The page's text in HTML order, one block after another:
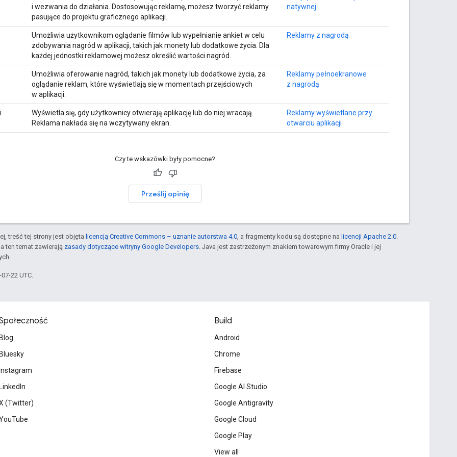
i wezwania do działania. Dostosowując reklamę, możesz tworzyć reklamy
pasujące do projektu graficznego aplikacji.
natywnej
Umożliwia użytkownikom oglądanie filmów lub wypełnianie ankiet w celu
zdobywania nagród w aplikacji, takich jak monety lub dodatkowe życia. Dla
każdej jednostki reklamowej możesz określić wartości nagród.
Reklamy z nagrodą
Umożliwia oferowanie nagród, takich jak monety lub dodatkowe życia, za
oglądanie reklam, które wyświetlają się w momentach przejściowych
w aplikacji.
Reklamy pełnoekranowe
z nagrodą
Wyświetla się, gdy użytkownicy otwierają aplikację lub do niej wracają.
Reklama nakłada się na wczytywany ekran.
Reklamy wyświetlane przy
otwarciu aplikacji
Czy te wskazówki były pomocne?
Prześlij opinię
treść tej strony jest objęta licencją Creative Commons – uznanie autorstwa 4.0 , a fragmenty kodu są dostępne na licencji Apache 2.0
ten temat zawierają zasady dotyczące witryny Google Developers . Java jest zastrzeżonym znakiem towarowym firmy Oracle i jej
22 UTC.
Blog
Bluesky
Instagram
LinkedIn
(Twitter)
Build
Android
Chrome
Firebase
Google AI Studio
Google Antigravity
Google Cloud
Google Play
View all